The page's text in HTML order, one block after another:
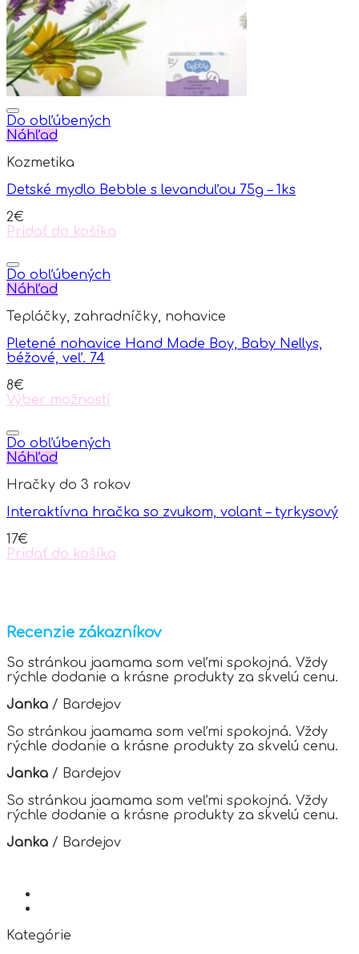
Do obľúbených
Náhľad
Kozmetika
Detské mydlo Bebble s levanduľou 75g – 1ks
2€
Pridať do košíka
Do obľúbených
Náhľad
Tepláčky, zahradníčky, nohavice
Pletené nohavice Hand Made Boy, Baby Nellys,
béžové, veľ. 74
8€
Výber možností
product
has
multiple
The
may
chosen
on
Do obľúbených
Náhľad
Hračky do 3 rokov
Interaktívna hračka so zvukom, volant – tyrkysový
17€
Pridať do košíka
Recenzie zákazníkov
So stránkou jaamama som veľmi spokojná. Vždy
rýchle dodanie a krásne produkty za skvelú cenu.
Janka / Bardejov
So stránkou jaamama som veľmi spokojná. Vždy
rýchle dodanie a krásne produkty za skvelú cenu.
Janka / Bardejov
So stránkou jaamama som veľmi spokojná. Vždy
rýchle dodanie a krásne produkty za skvelú cenu.
Janka / Bardejov
Kategórie